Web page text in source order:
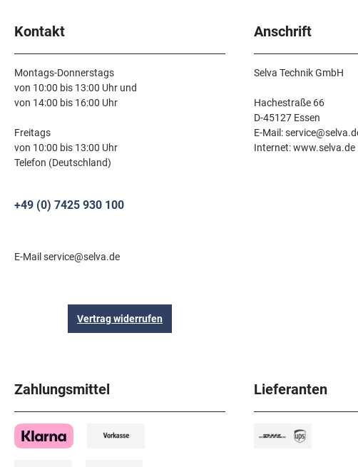
Kontakt
Montags-Donnerstags
von 10:00 bis 13:00 Uhr und
von 14:00 bis 16:00 Uhr
Freitags
von 10:00 bis 13:00 Uhr
Telefon (Deutschland)
+49 (0) 7425 930 100
E-Mail service@selva.de
Vertrag widerrufen
Anschrift
Selva Technik GmbH
Hachestraße 66
D-45127 Essen
E-Mail:
Internet: www.selva.de
Zahlungsmittel Lieferanten